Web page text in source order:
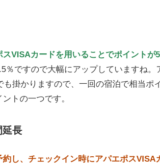
VISAカードを用いることでポイントが
％ですので大幅にアップしていますね。
も掛かりますので、一回の宿泊で相当ポ
トの一つです。
延長
し、チェックイン時にアパエポスVISA